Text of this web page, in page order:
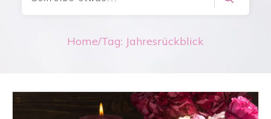
Home/Tag: Jahresrückblick